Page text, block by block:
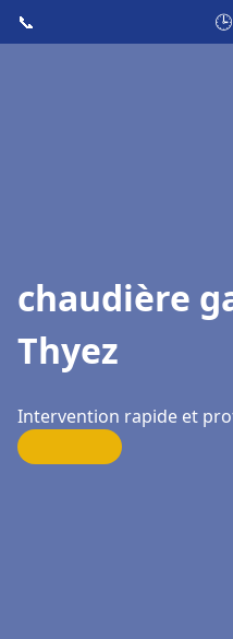
📞
chaudière
Thyez
Intervention rapide et